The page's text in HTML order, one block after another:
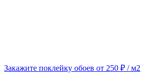
Закажите поклейку обоев от 250 ₽ / м2